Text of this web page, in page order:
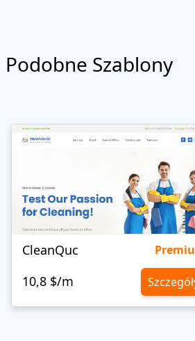
Podobne Szablony
CleanQuc
10,8 $/m